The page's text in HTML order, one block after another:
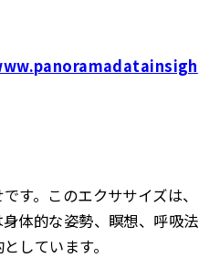
す。このエクササイズは、
体的な姿勢、瞑想、呼吸法
しています。